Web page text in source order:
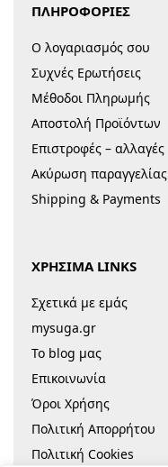
ΠΛΗΡΟΦΟΡΙΕΣ
Ο λογαριασμός σου
Συχνές Ερωτήσεις
Μέθοδοι Πληρωμής
Αποστολή Προϊόντων
Επιστροφές – αλλαγές
Ακύρωση παραγγελίας
Shipping & Payments
ΧΡΗΣΙΜΑ LINKS
Σχετικά με εμάς
mysuga.gr
Το blog μας
Επικοινωνία
Όροι Χρήσης
Πολιτική Απορρήτου
Πολιτική Cookies